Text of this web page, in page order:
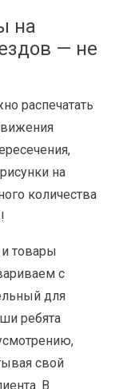
на
— не
распечатать
на
количества
и товары
с
для
ребята
свой
В